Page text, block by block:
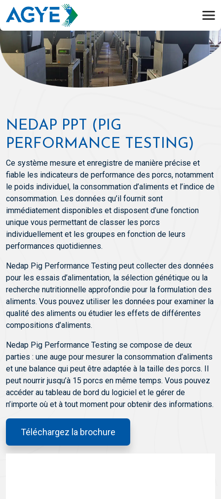
NEDAP PPT (PIG
PERFORMANCE TESTING)
Ce système mesure et enregistre de manière précise et
fiable les indicateurs de performance des porcs, notamment
le poids individuel, la consommation d’aliments et l’indice de
consommation. Les données qu’il fournit sont
immédiatement disponibles et disposent d’une fonction
unique vous permettant de classer les porcs
individuellement et les groupes en fonction de leurs
performances quotidiennes.
Nedap Pig Performance Testing peut collecter des données
pour les essais d’alimentation, la sélection génétique ou la
recherche nutritionnelle approfondie pour la formulation des
aliments. Vous pouvez utiliser les données pour examiner la
qualité des aliments ou étudier les effets de différentes
compositions d’aliments.
Nedap Pig Performance Testing se compose de deux
parties : une auge pour mesurer la consommation d’aliments
et une balance qui peut être adaptée à la taille des porcs. Il
peut nourrir jusqu’à 15 porcs en même temps. Vous pouvez
accéder au tableau de bord du logiciel et le gérer de
n’importe où et à tout moment pour obtenir des informations.
Téléchargez la brochure